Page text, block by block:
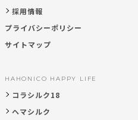
HAHONICO HAPPY LIFE
コラシルク18
ヘマシルク
採用情報
プライバシーポリシー
サイトマップ